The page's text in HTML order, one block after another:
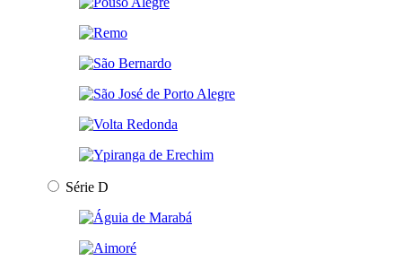
Série D